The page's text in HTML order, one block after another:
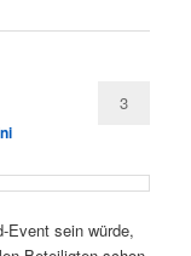
3
Event sein würde,